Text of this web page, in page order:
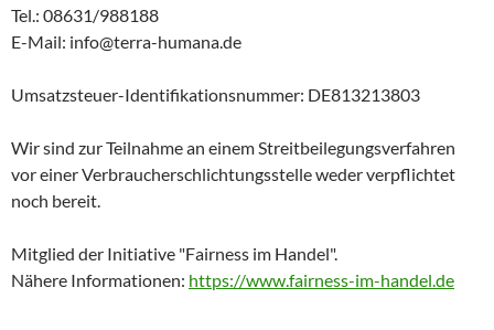
Tel.: 08631/988188
E-Mail: info@terra-humana.de
Umsatzsteuer-Identifikationsnummer: DE813213803
Wir sind zur Teilnahme an einem Streitbeilegungsverfahren
vor einer Verbraucherschlichtungsstelle weder verpflichtet
noch bereit.
Mitglied der Initiative "Fairness im Handel".
Nähere Informationen: https://www.fairness-im-handel.de